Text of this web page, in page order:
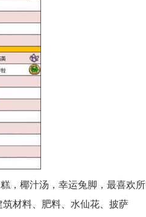
，椰汁汤，幸运兔脚，最喜欢所
材料、肥料、水仙花、披萨